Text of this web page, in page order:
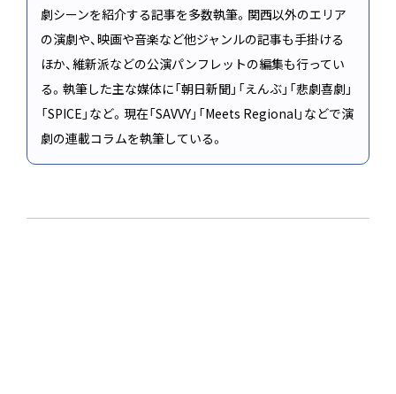
劇シーンを紹介する記事を多数執筆。関西以外のエリア
の演劇や、映画や音楽など他ジャンルの記事も手掛ける
ほか、維新派などの公演パンフレットの編集も行ってい
る。執筆した主な媒体に「朝日新聞」「えんぶ」「悲劇喜劇」
「SPICE」など。現在「SAVVY」「Meets Regional」などで演
劇の連載コラムを執筆している。